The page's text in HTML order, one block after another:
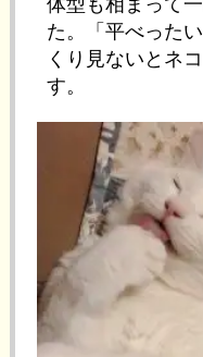
体型も相まって
た。「平べった
くり見ないとネ
す。